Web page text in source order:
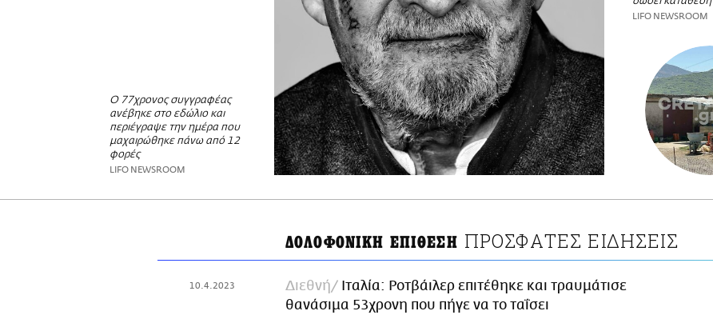
Ο 77χρονος συγγραφέας
ανέβηκε στο εδώλιο και
περιέγραψε την ημέρα που
μαχαιρώθηκε πάνω από 12
φορές
LIFO NEWSROOM
LIFO NEWSROOM
ΔΟΛΟΦΟΝΙΚΗ ΕΠΙΘΕΣΗ ΠΡΟΣΦΑΤΕΣ ΕΙΔΗΣΕΙΣ
10.4.2023 Διεθνή
Ιταλία: Ροτβάιλερ επιτέθηκε και τραυμάτισε
θανάσιμα 53χρονη που πήγε να το ταΐσει